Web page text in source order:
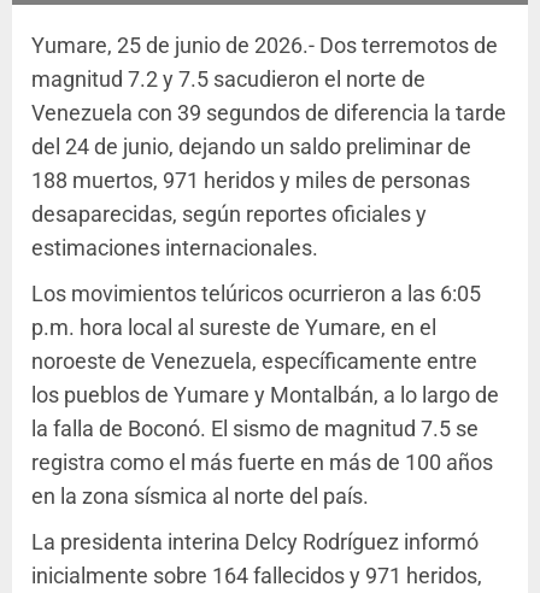
Yumare, 25 de junio de 2026.- Dos terremotos de
magnitud 7.2 y 7.5 sacudieron el norte de
Venezuela con 39 segundos de diferencia la tarde
del 24 de junio, dejando un saldo preliminar de
188 muertos, 971 heridos y miles de personas
desaparecidas, según reportes oficiales y
estimaciones internacionales.
Los movimientos telúricos ocurrieron a las 6:05
p.m. hora local al sureste de Yumare, en el
noroeste de Venezuela, específicamente entre
los pueblos de Yumare y Montalbán, a lo largo de
la falla de Boconó. El sismo de magnitud 7.5 se
registra como el más fuerte en más de 100 años
en la zona sísmica al norte del país.
La presidenta interina Delcy Rodríguez informó
inicialmente sobre 164 fallecidos y 971 heridos,